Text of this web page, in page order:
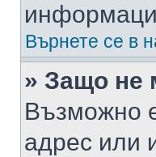
Върнете се в
» Защо не
Възможно
адрес или